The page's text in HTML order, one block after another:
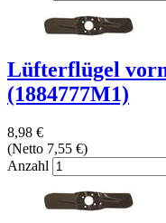
Lüfterflügel
(1884777M1)
8,98 €
(Netto 7,55 €)
Anzahl